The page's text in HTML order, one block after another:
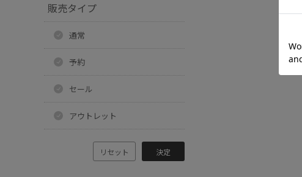
販売タイプ
通常
予約
セール
アウトレット
リセット 決定